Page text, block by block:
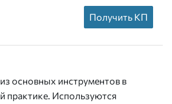
Получить КП
основных инструментов в
практике. Используются